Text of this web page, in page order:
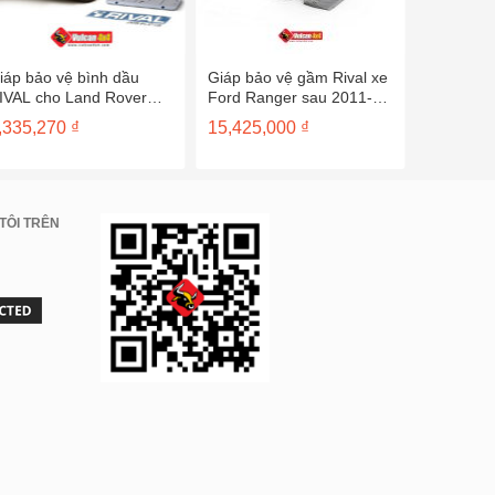
bảo vệ bình dầu
cho Land Rover
sau 2011 –
₫
Giáp bảo vệ gầm Rival xe
Ford Ranger sau 2011-
2333.1841/42/43/44.1.6
15,425,000 ₫
TRÊN